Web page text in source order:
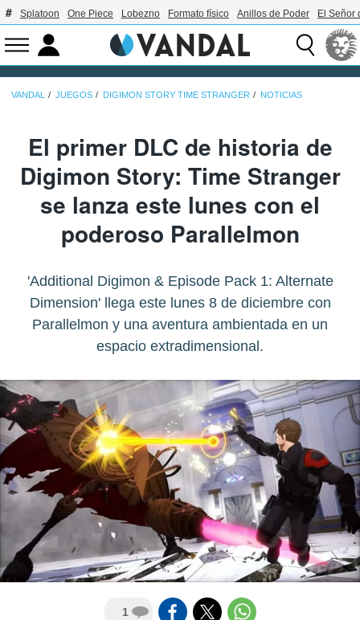
Splatoon One Piece Lobezno Formato físico Anillos de Poder El Señor
VANDAL JUEGOS DIGIMON STORY TIME STRANGER NOTICIAS
El primer DLC de historia de
Digimon Story: Time Stranger
se lanza este lunes con el
poderoso Parallelmon
'Additional Digimon & Episode Pack 1: Alternate
Dimension' llega este lunes 8 de diciembre con
Parallelmon y una aventura ambientada en un
espacio extradimensional.
1